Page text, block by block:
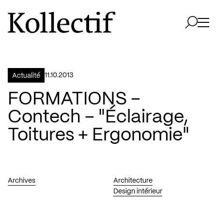
Aller à la page d'accueil
Logo Kollectif
Actualité 11.10.2013
FORMATIONS –
Contech – "Éclairage,
Toitures + Ergonomie"
Archives
Architecture
Design intérieur